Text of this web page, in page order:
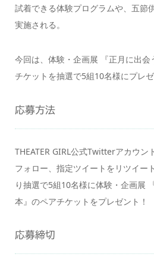
試着できる体験プログラムや、五節
実施される。
今回は、体験・企画展 『正月に出
チケットを抽選で5組10名様にプレゼ
応募方法
THEATER GIRL公式Twitterアカウン
フォロー、指定ツイートをリツイー
り抽選で5組10名様に体験・企画展
本』のペアチケットをプレゼント！
応募締切